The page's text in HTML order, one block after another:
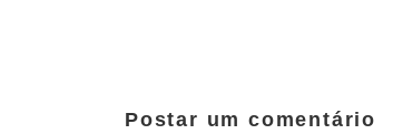
Postar um comentário